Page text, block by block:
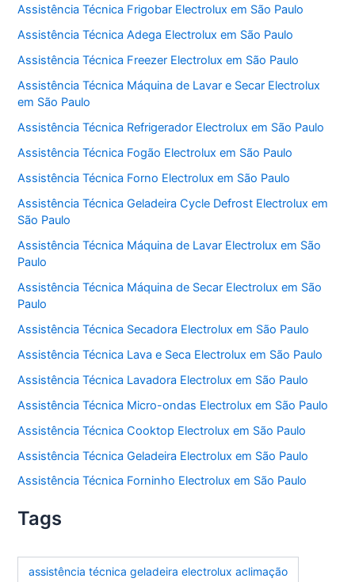
Assistência Técnica Frigobar Electrolux em São Paulo
Assistência Técnica Adega Electrolux em São Paulo
Assistência Técnica Freezer Electrolux em São Paulo
Assistência Técnica Máquina de Lavar e Secar Electrolux
em São Paulo
Assistência Técnica Refrigerador Electrolux em São Paulo
Assistência Técnica Fogão Electrolux em São Paulo
Assistência Técnica Forno Electrolux em São Paulo
Assistência Técnica Geladeira Cycle Defrost Electrolux em
São Paulo
Assistência Técnica Máquina de Lavar Electrolux em São
Paulo
Assistência Técnica Máquina de Secar Electrolux em São
Paulo
Assistência Técnica Secadora Electrolux em São Paulo
Assistência Técnica Lava e Seca Electrolux em São Paulo
Assistência Técnica Lavadora Electrolux em São Paulo
Assistência Técnica Micro-ondas Electrolux em São Paulo
Assistência Técnica Cooktop Electrolux em São Paulo
Assistência Técnica Geladeira Electrolux em São Paulo
Assistência Técnica Forninho Electrolux em São Paulo
Tags
assistência técnica geladeira electrolux aclimação